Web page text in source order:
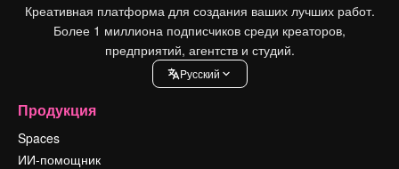
Креативная платформа для создания ваших лучших работ.
Более 1 миллиона подписчиков среди креаторов,
предприятий, агентств и студий.
Pусский
Продукция
Spaces
ИИ-помощник